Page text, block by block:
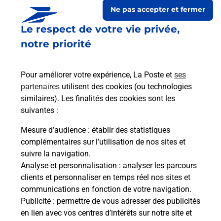
Le respect de votre vie privée,
notre priorité
Pour améliorer votre expérience, La Poste et ses
partenaires utilisent des cookies (ou technologies
similaires). Les finalités des cookies sont les
suivantes :
Mesure d’audience : établir des statistiques
complémentaires sur l’utilisation de nos sites et
suivre la navigation.
Analyse et personnalisation : analyser les parcours
clients et personnaliser en temps réel nos sites et
communications en fonction de votre navigation.
Publicité : permettre de vous adresser des publicités
en lien avec vos centres d’intérêts sur notre site et
Ne pas accepter et fermer
Collecte du courrier aujourd'hui à 09h00
Place Des Ifs
22250 Tremeur
Itinéraire
Le lien s'ouvre dans un nouvel onglet